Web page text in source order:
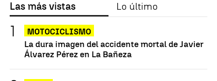
Las más vistas Lo último
MOTOCICLISMO
La dura imagen del accidente mortal de Javier
Álvarez Pérez en La Bañeza